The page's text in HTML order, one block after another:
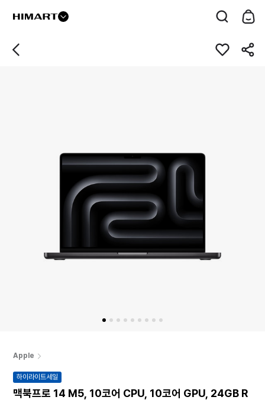
Apple
하이라이트세일
맥북프로 14 M5, 10코어 CPU, 10코어 GPU, 24GB R